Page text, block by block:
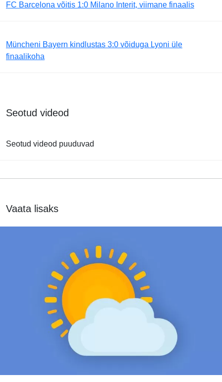
FC Barcelona võitis 1:0 Milano Interit, viimane finaalis
Müncheni Bayern kindlustas 3:0 võiduga Lyoni üle
finaalikoha
Seotud videod
Seotud videod puuduvad
Vaata lisaks